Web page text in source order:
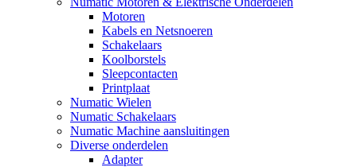
Motoren
Kabels en Netsnoeren
Schakelaars
Koolborstels
Sleepcontacten
Printplaat
Numatic Wielen
Numatic Schakelaars
Numatic Machine aansluitingen
Diverse onderdelen
Adapter